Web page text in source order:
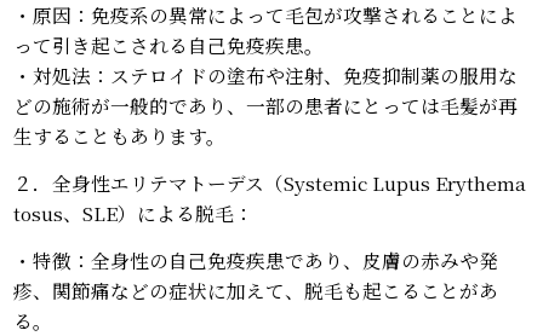
・原因：免疫系の異常によって毛包が攻撃されることによ
って引き起こされる自己免疫疾患。
・対処法：ステロイドの塗布や注射、免疫抑制薬の服用な
どの施術が一般的であり、一部の患者にとっては毛髪が再
生することもあります。
２．全身性エリテマトーデス（Systemic Lupus Erythema
tosus、SLE）による脱毛：
・特徴：全身性の自己免疫疾患であり、皮膚の赤みや発
疹、関節痛などの症状に加えて、脱毛も起こることがあ
る。